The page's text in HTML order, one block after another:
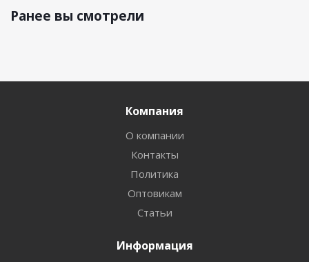
Ранее вы смотрели
Компания
О компании
Контакты
Политика
Оптовикам
Статьи
Информация